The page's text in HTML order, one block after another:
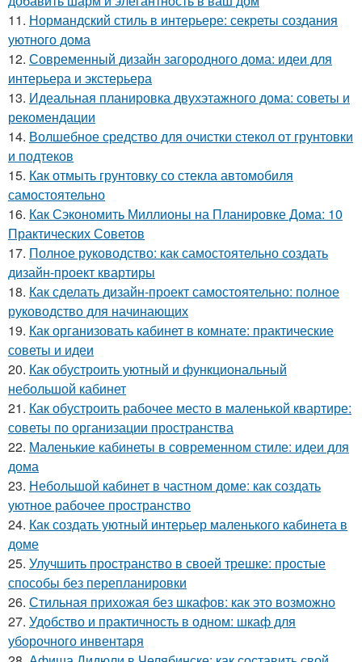
11. Нормандский стиль в интерьере: секреты создания
уютного дома
12. Современный дизайн загородного дома: идеи для
интерьера и экстерьера
13. Идеальная планировка двухэтажного дома: советы и
рекомендации
14. Волшебное средство для очистки стекол от грунтовки
и подтеков
15. Как отмыть грунтовку со стекла автомобиля
самостоятельно
16. Как Сэкономить Миллионы на Планировке Дома: 10
Практических Советов
17. Полное руководство: как самостоятельно создать
дизайн-проект квартиры
18. Как сделать дизайн-проект самостоятельно: полное
руководство для начинающих
19. Как организовать кабинет в комнате: практические
советы и идеи
20. Как обустроить уютный и функциональный
небольшой кабинет
21. Как обустроить рабочее место в маленькой квартире:
советы по организации пространства
22. Маленькие кабинеты в современном стиле: идеи для
дома
23. Небольшой кабинет в частном доме: как создать
уютное рабочее пространство
24. Как создать уютный интерьер маленького кабинета в
доме
25. Улучшить пространство в своей трешке: простые
способы без перепланировки
26. Стильная прихожая без шкафов: как это возможно
27. Удобство и практичность в одном: шкаф для
уборочного инвентаря